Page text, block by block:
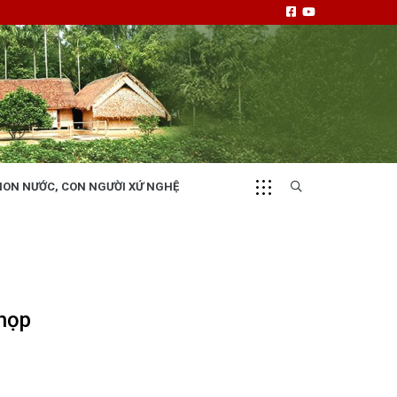
NƯỚC, CON NGƯỜI XỨ NGHỆ